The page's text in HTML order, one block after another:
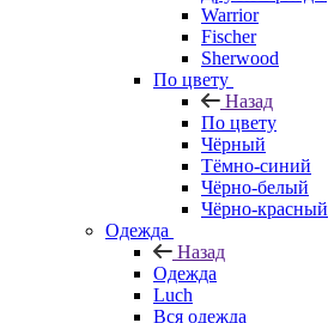
Warrior
Fischer
Sherwood
По цвету
Назад
По цвету
Чёрный
Тёмно-синий
Чёрно-белый
Чёрно-красный
Одежда
Назад
Одежда
Luch
Вся одежда